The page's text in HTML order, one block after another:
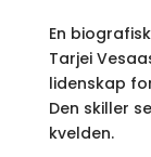
En
Tarjei
lidenskap
Den skiller
kvelden.